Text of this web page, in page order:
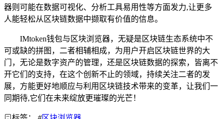
器则可能在数据可视化、分析工具易用性等方面发力,让更多
人能轻松从区块链数据中撷取有价值的信息。
IMtoken钱包与区块浏览器，无疑是区块链生态系统中不
可或缺的拼图，二者相辅相成，为用户开启区块链世界的大
门，无论是数字资产的管理，还是区块链数据的探索，皆离不
开它们的支持，在这个创新不止的领域，持续关注二者的发
展，方能更好地顺应与利用区块链技术带来的变革，让我们一
同期待,它们在未来绽放更璀璨的光芒！